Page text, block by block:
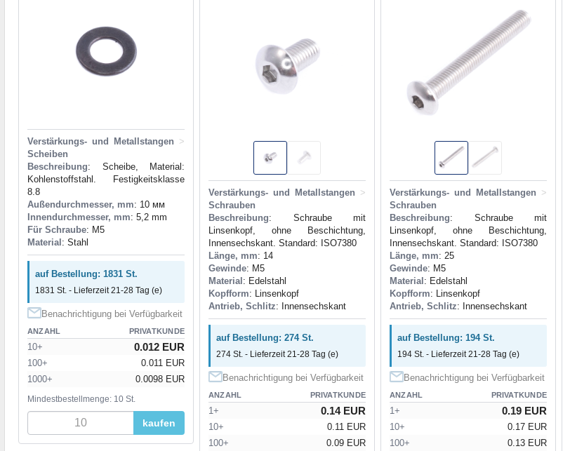
Verstärkungs- und Metallstangen >
Scheiben
Beschreibung: Scheibe, Material:
Kohlenstoffstahl. Festigkeitsklasse
8.8
Außendurchmesser, mm: 10 мм
Innendurchmesser, mm: 5,2 mm
Für Schraube: M5
Material : Stahl
auf Bestellung: 1831 St.
1831 St. - Lieferzeit 21-28 Tag (e)
Benachrichtigung bei Verfügbarkeit
ANZAHL PRIVATKUNDE
10+ 0.012 EUR
100+
0.011 EUR
1000+
0.0098 EUR
Mindestbestellmenge: 10 St.
kaufen
Verstärkungs- und Metallstangen >
Schrauben
Beschreibung: Schraube mit
Linsenkopf, ohne Beschichtung,
Innensechskant. Standard: ISO7380
Länge, mm: 14
Gewinde: M5
Material : Edelstahl
Kopfform: Linsenkopf
Antrieb, Schlitz: Innensechskant
auf Bestellung: 274 St.
274 St. - Lieferzeit 21-28 Tag (e)
Benachrichtigung bei Verfügbarkeit
ANZAHL PRIVATKUNDE
1+ 0.14 EUR
10+
0.11 EUR
100+
0.09 EUR
Verstärkungs- und Metallstangen >
Schrauben
Beschreibung: Schraube mit
Linsenkopf, ohne Beschichtung,
Innensechskant. Standard: ISO7380
Länge, mm: 25
Gewinde: M5
Material : Edelstahl
Kopfform: Linsenkopf
Antrieb, Schlitz: Innensechskant
auf Bestellung: 194 St.
194 St. - Lieferzeit 21-28 Tag (e)
Benachrichtigung bei Verfügbarkeit
ANZAHL PRIVATKUNDE
1+ 0.19 EUR
10+
0.17 EUR
100+
0.13 EUR